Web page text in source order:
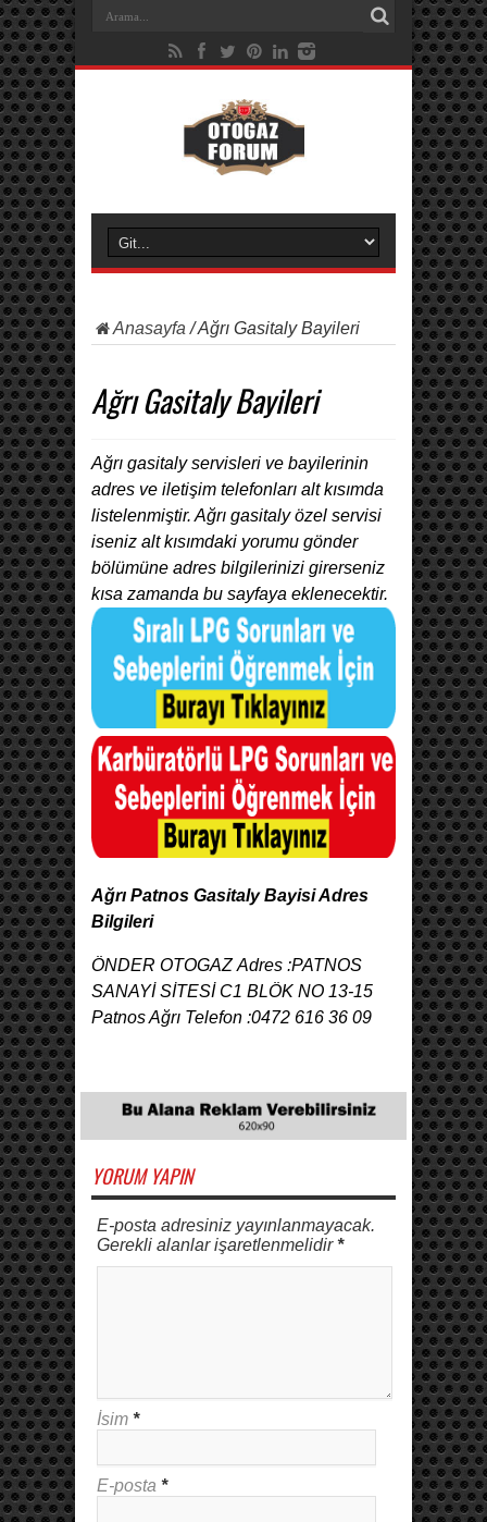
Anasayfa /Ağrı Gasitaly Bayileri
Ağrı Gasitaly Bayileri
Ağrı gasitaly servisleri ve bayilerinin
adres ve iletişim telefonları alt kısımda
listelenmiştir. Ağrı gasitaly özel servisi
iseniz alt kısımdaki yorumu gönder
bölümüne adres bilgilerinizi girerseniz
kısa zamanda bu sayfaya eklenecektir.
Ağrı Patnos Gasitaly Bayisi Adres
Bilgileri
ÖNDER OTOGAZ Adres :PATNOS
SANAYİ SİTESİ C1 BLÖK NO 13-15
Patnos Ağrı Telefon :0472 616 36 09
YORUM YAPIN
E-posta adresiniz yayınlanmayacak.
Gerekli alanlar işaretlenmelidir*
İsim *
E-posta *